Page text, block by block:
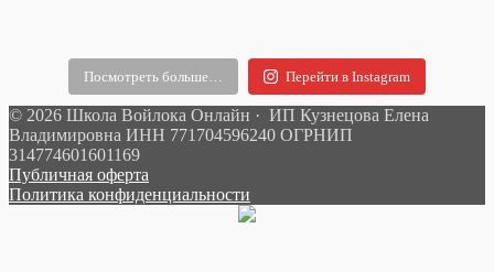
Посмотреть больше… Перейти в Instagram
© 2026 Школа Войлока Онлайн · ИП Кузнецова Елена
Владимировна ИНН 771704596240 ОГРНИП
314774601601169
Публичная оферта
Политика конфиденциальности